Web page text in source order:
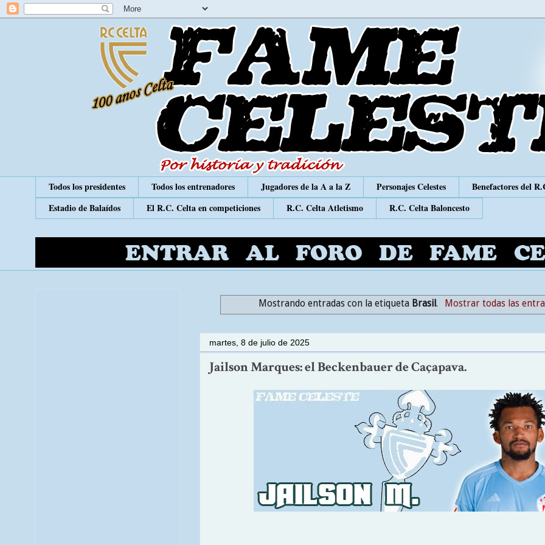
Todos los presidentes Todos los entrenadores Jugadores de la A a la Z Personajes Celestes
Benefactores del
Estadio de Balaídos
El R.C. Celta en competiciones R.C. Celta Atletismo R.C. Celta Baloncesto
Mostrando entradas con la etiqueta Brasil. Mostrar todas las
martes, 8 de julio de 2025
Jailson Marques: el Beckenbauer de Caçapava.